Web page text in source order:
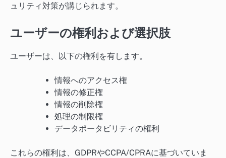
ュリティ対策が講じられます。
ユーザーの権利および選択肢
ユーザーは、以下の権利を有します。
情報へのアクセス権
情報の修正権
情報の削除権
処理の制限権
データポータビリティの権利
これらの権利は、GDPRやCCPA/CPRAに基づいていま